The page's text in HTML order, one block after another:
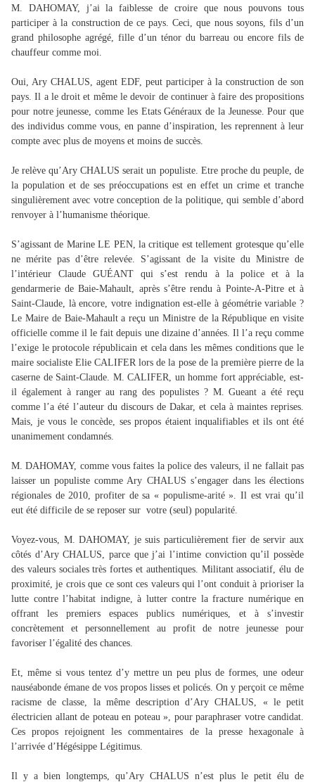
M. DAHOMAY, j’ai la faiblesse de croire que nous pouvons tous
participer à la construction de ce pays. Ceci, que nous soyons, fils d’un
grand philosophe agrégé, fille d’un ténor du barreau ou encore fils de
chauffeur comme moi.
Oui, Ary CHALUS, agent EDF, peut participer à la construction de son
pays. Il a le droit et même le devoir de continuer à faire des propositions
pour notre jeunesse, comme les Etats Généraux de la Jeunesse. Pour que
des individus comme vous, en panne d’inspiration, les reprennent à leur
compte avec plus de moyens et moins de succès.
Je relève qu’Ary CHALUS serait un populiste. Etre proche du peuple, de
la population et de ses préoccupations est en effet un crime et tranche
singulièrement avec votre conception de la politique, qui semble d’abord
renvoyer à l’humanisme théorique.
S’agissant de Marine LE PEN, la critique est tellement grotesque qu’elle
ne mérite pas d’être relevée. S’agissant de la visite du Ministre de
l’intérieur Claude GUÉANT qui s’est rendu à la police et à la
gendarmerie de Baie-Mahault, après s’être rendu à Pointe-A-Pitre et à
Saint-Claude, là encore, votre indignation est-elle à géométrie variable ?
Le Maire de Baie-Mahault a reçu un Ministre de la République en visite
officielle comme il le fait depuis une dizaine d’années. Il l’a reçu comme
l’exige le protocole républicain et cela dans les mêmes conditions que le
maire socialiste Elie CALIFER lors de la pose de la première pierre de la
caserne de Saint-Claude. M. CALIFER, un homme fort appréciable, est-
il également à ranger au rang des populistes ? M. Gueant a été reçu
comme l’a été l’auteur du discours de Dakar, et cela à maintes reprises.
Mais, je vous le concède, ses propos étaient inqualifiables et ils ont été
unanimement condamnés.
M. DAHOMAY, comme vous faites la police des valeurs, il ne fallait pas
laisser un populiste comme Ary CHALUS s’engager dans les élections
régionales de 2010, profiter de sa « populisme-arité ». Il est vrai qu’il
eut été difficile de se reposer sur votre (seul) popularité.
Voyez-vous, M. DAHOMAY, je suis particulièrement fier de servir aux
côtés d’Ary CHALUS, parce que j’ai l’intime conviction qu’il possède
des valeurs sociales très fortes et authentiques. Militant associatif, élu de
proximité, je crois que ce sont ces valeurs qui l’ont conduit à prioriser la
lutte contre l’habitat indigne, à lutter contre la fracture numérique en
offrant les premiers espaces publics numériques, et à s’investir
concrètement et personnellement au profit de notre jeunesse pour
favoriser l’égalité des chances.
Et, même si vous tentez d’y mettre un peu plus de formes, une odeur
nauséabonde émane de vos propos lisses et policés. On y perçoit ce même
racisme de classe, la même description d’Ary CHALUS, « le petit
électricien allant de poteau en poteau », pour paraphraser votre candidat.
Ces propos rejoignent les commentaires de la presse hexagonale à
l’arrivée d’Hégésippe Légitimus.
Il y a bien longtemps, qu’Ary CHALUS n’est plus le petit élu de